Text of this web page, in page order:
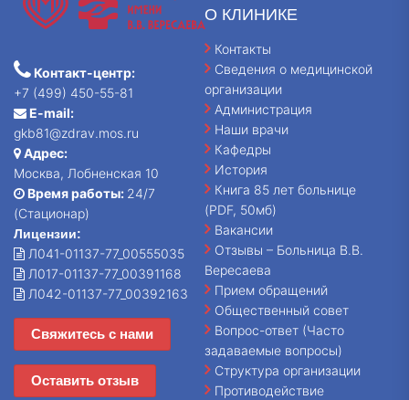
Контакт-центр:
+7 (499) 450-55-81
E-mail:
gkb81@zdrav.mos.ru
Адрес:
Москва, Лобненская 10
Время работы: 24/7
(Стационар)
Лицензии:
Л041-01137-77_00555035
Л017-01137-77_00391168
Л042-01137-77_00392163
Свяжитесь с нами
Оставить отзыв
О КЛИНИКЕ
Контакты
Сведения о медицинской
организации
Администрация
Наши врачи
Кафедры
История
Книга 85 лет больнице
(PDF, 50мб)
Вакансии
Отзывы – Больница В.В.
Вересаева
Прием обращений
Общественный совет
Вопрос-ответ (Часто
задаваемые вопросы)
Структура организации
Противодействие